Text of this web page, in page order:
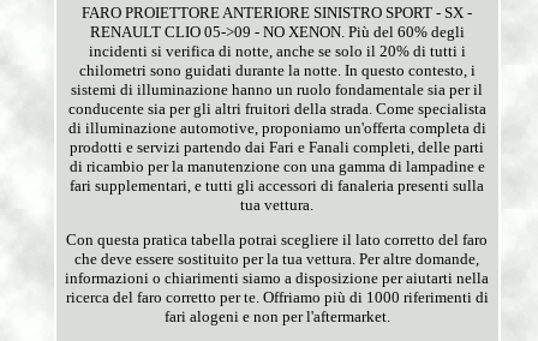
FARO PROIETTORE ANTERIORE SINISTRO SPORT - SX -
RENAULT CLIO 05->09 - NO XENON. Più del 60% degli
incidenti si verifica di notte, anche se solo il 20% di tutti i
chilometri sono guidati durante la notte. In questo contesto, i
sistemi di illuminazione hanno un ruolo fondamentale sia per il
conducente sia per gli altri fruitori della strada. Come specialista
di illuminazione automotive, proponiamo un'offerta completa di
prodotti e servizi partendo dai Fari e Fanali completi, delle parti
di ricambio per la manutenzione con una gamma di lampadine e
fari supplementari, e tutti gli accessori di fanaleria presenti sulla
tua vettura.
Con questa pratica tabella potrai scegliere il lato corretto del faro
che deve essere sostituito per la tua vettura. Per altre domande,
informazioni o chiarimenti siamo a disposizione per aiutarti nella
ricerca del faro corretto per te. Offriamo più di 1000 riferimenti di
fari alogeni e non per l'aftermarket.